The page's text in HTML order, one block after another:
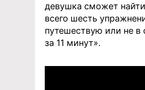
девушка сможет
всего шесть
путешествую или не в
за 11 минут».